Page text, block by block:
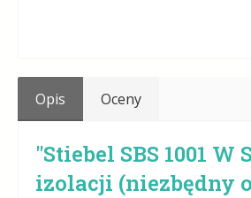
Opis Oceny
"Stiebel SBS 1001
izolacji (niezbędny